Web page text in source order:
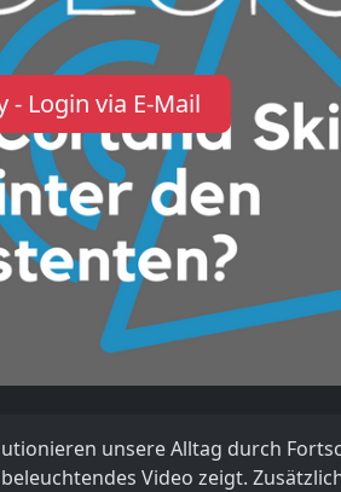
- Login via E-Mail
unsere Alltag durch
Video zeigt.